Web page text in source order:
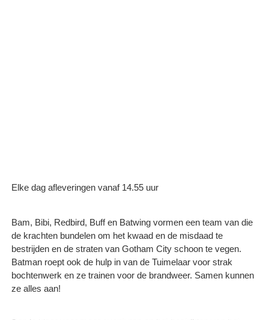
Elke dag afleveringen vanaf 14.55 uur
Bam, Bibi, Redbird, Buff en Batwing vormen een team van die
de krachten bundelen om het kwaad en de misdaad te
bestrijden en de straten van Gotham City schoon te vegen.
Batman roept ook de hulp in van de Tuimelaar voor strak
bochtenwerk en ze trainen voor de brandweer. Samen kunnen
ze alles aan!